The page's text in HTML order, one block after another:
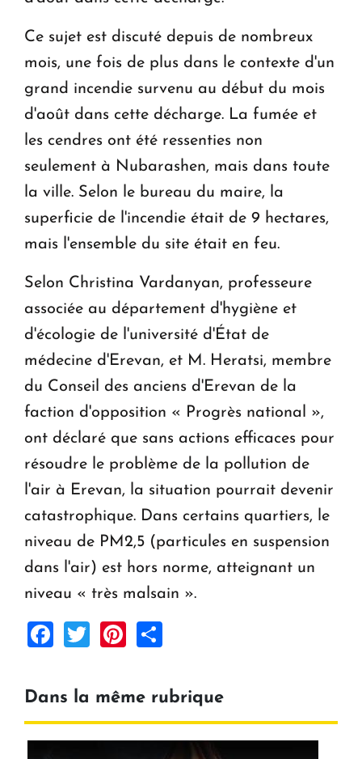
Ce sujet est discuté depuis de nombreux
mois, une fois de plus dans le contexte d'un
grand incendie survenu au début du mois
d'août dans cette décharge. La fumée et
les cendres ont été ressenties non
seulement à Nubarashen, mais dans toute
la ville. Selon le bureau du maire, la
superficie de l'incendie était de 9 hectares,
mais l'ensemble du site était en feu.
Selon Christina Vardanyan, professeure
associée au département d'hygiène et
d'écologie de l'université d'État de
médecine d'Erevan, et M. Heratsi, membre
du Conseil des anciens d'Erevan de la
faction d'opposition « Progrès national »,
ont déclaré que sans actions efficaces pour
résoudre le problème de la pollution de
l'air à Erevan, la situation pourrait devenir
catastrophique. Dans certains quartiers, le
niveau de PM2,5 (particules en suspension
dans l'air) est hors norme, atteignant un
niveau « très malsain ».
Facebook
TwitterPinterest
Dans la même rubrique